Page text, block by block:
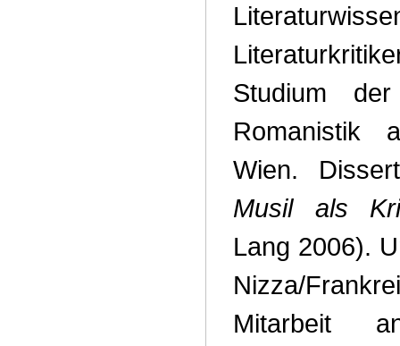
Studium
Romanistik
Wien.
Musil als
Lang 2006).
Nizza/
Mitarbeit